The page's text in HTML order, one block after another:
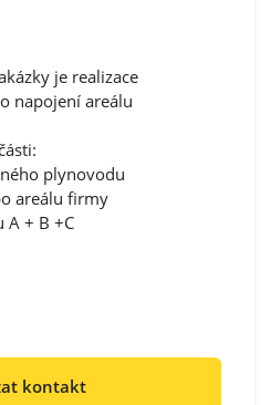
je realizace
napojení areálu
plynovodu
areálu firmy
+ B +C
kontakt